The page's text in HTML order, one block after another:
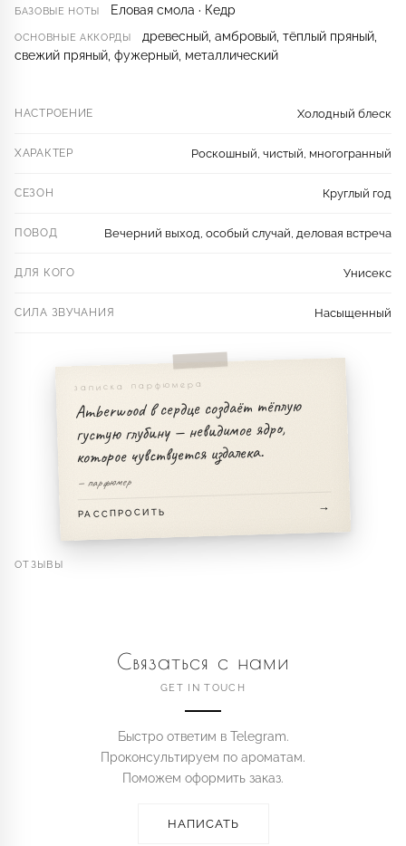
БАЗОВЫЕ НОТЫ Еловая смола · Кедр
ОСНОВНЫЕ АККОРДЫ
древесный, амбровый, тёплый пряный,
свежий пряный, фужерный, металлический
НАСТРОЕНИЕ Холодный блеск
ХАРАКТЕР Роскошный, чистый, многогранный
СЕЗОН Круглый год
ПОВОД Вечерний выход, особый случай, деловая встреча
ДЛЯ КОГО Унисекс
СИЛА ЗВУЧАНИЯ Насыщенный
записка парфюмера
Amberwood в сердце создаёт тёплую
густую глубину — невидимое ядро,
которое чувствуется издалека.
— парфюмер
РАССПРОСИТЬ
ОТЗЫВЫ
Связаться с нами
GET IN TOUCH
Быстро ответим в Telegram.
Проконсультируем по ароматам.
Поможем оформить заказ.
НАПИСАТЬ